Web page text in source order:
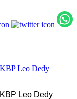
Leo Dedy